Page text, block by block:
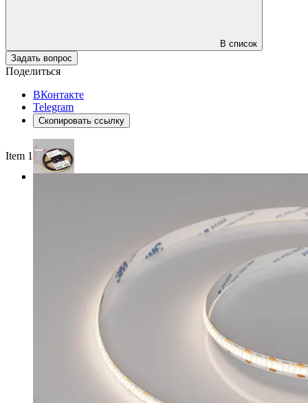
В список
Задать вопрос
Поделиться
ВКонтакте
Telegram
Скопировать ссылку
Item 1 of 3